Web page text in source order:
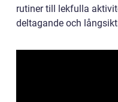
rutiner till lekfulla
deltagande och